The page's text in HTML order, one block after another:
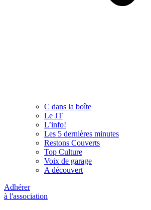
C dans la boîte
Le JT
L’info!
Les 5 dernières minutes
Restons Couverts
Top Culture
Voix de garage
A découvert
Adhérer
à l'association